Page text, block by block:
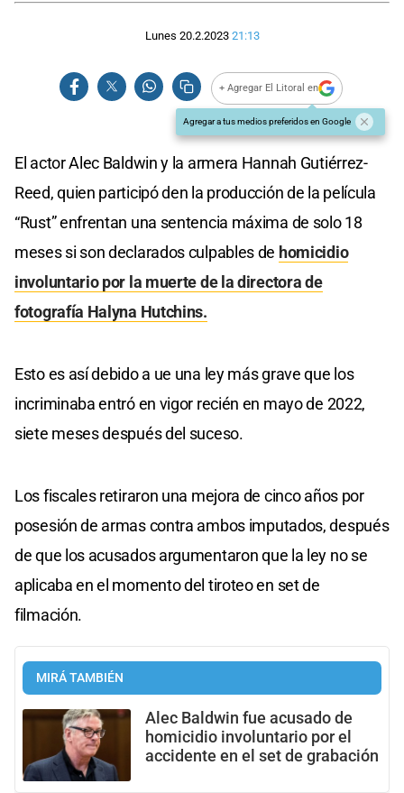
Lunes 20.2.2023 21:13
+ Agregar El Litoral en
Agregar a tus medios preferidos en Google
El actor Alec Baldwin y la armera Hannah Gutiérrez-
Reed, quien participó den la producción de la película
“Rust” enfrentan una sentencia máxima de solo 18
meses si son declarados culpables de homicidio
involuntario por la muerte de la directora de
fotografía Halyna Hutchins.
Esto es así debido a ue una ley más grave que los
incriminaba entró en vigor recién en mayo de 2022,
siete meses después del suceso.
Los fiscales retiraron una mejora de cinco años por
posesión de armas contra ambos imputados, después
de que los acusados argumentaron que la ley no se
aplicaba en el momento del tiroteo en set de
filmación.
MIRÁ TAMBIÉN
Alec Baldwin fue acusado de
homicidio involuntario por el
accidente en el set de grabación